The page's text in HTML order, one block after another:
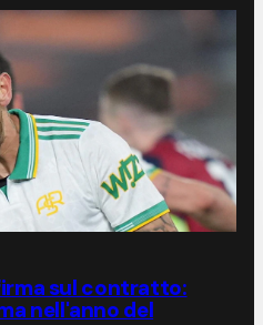
sul contratto:
nell'anno del